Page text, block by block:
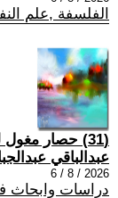
الفلسفة ,علم
(31) حصار مغول لقلعة اربيل
عبدالباقي
2026 / 8 / 6
دراسات وابحاث